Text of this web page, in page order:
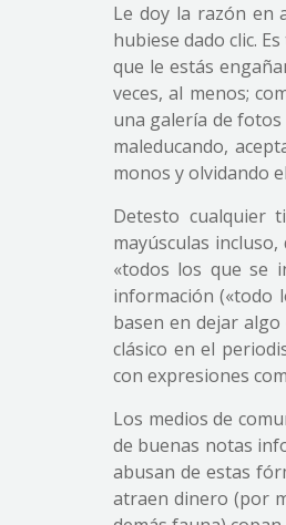
Le doy la razón en
hubiese dado clic.
que le estás
veces, al menos;
una galería de
maleducando,
monos y olvidando
Detesto cualquier
mayúsculas
«todos los que se
información («todo
basen en dejar
clásico en el
con expresiones
Los medios de
de buenas notas
abusan de estas
atraen dinero (por